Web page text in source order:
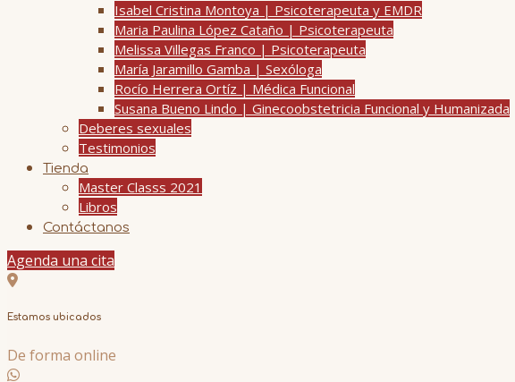
Isabel Cristina Montoya | Psicoterapeuta y EMDR
Maria Paulina López Cataño | Psicoterapeuta
Melissa Villegas Franco | Psicoterapeuta
María Jaramillo Gamba | Sexóloga
Rocío Herrera Ortíz | Médica Funcional
Susana Bueno Lindo | Ginecoobstetricia Funcional y Humanizada
Deberes sexuales
Testimonios
Tienda
Master Classs 2021
Libros
Contáctanos
Agenda una cita
Estamos ubicados
De forma online